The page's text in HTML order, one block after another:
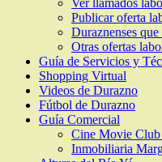
Publicar oferta
Duraznenses
Otras ofertas
Guía de Servicios y
Shopping Virtual
Videos de Durazno
Fútbol de Durazno
Guía Comercial
Cine Movie
Inmobiliaria